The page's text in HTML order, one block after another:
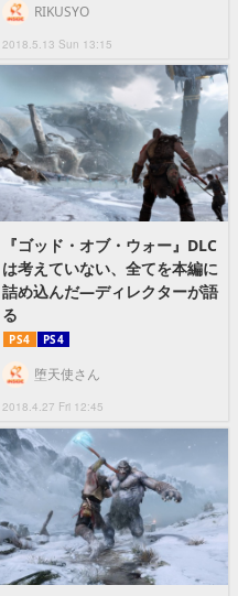
2018.5.13 Sun 13:15
RIKUSYO
『ゴッド・オブ・ウォー』DLC
は考えていない、全てを本編に
詰め込んだ―ディレクターが語
る
PS4 PS4
2018.4.27 Fri 12:45
堕天使さん